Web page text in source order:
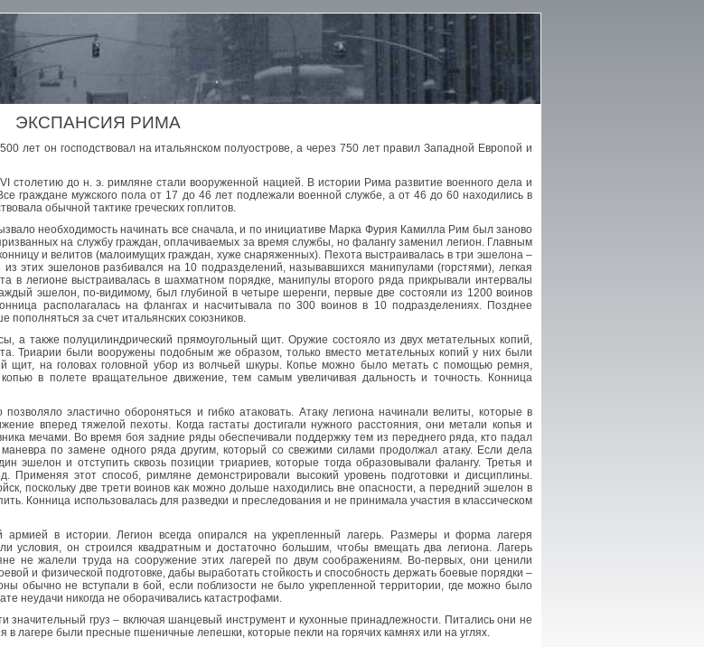
ЭКСПАНСИЯ РИМА
лет он господствовал на итальянском полуострове, а через 750 лет правил Западной Европой и
столетию до н. э. римляне стали вооруженной нацией. В истории Рима развитие военного дела и
граждане мужского пола от 17 до 46 лет подлежали военной службе, а от 46 до 60 находились в
обычной тактике греческих гоплитов.
необходимость начинать все сначала, и по инициативе Марка Фурия Камилла Рим был заново
на службу граждан, оплачиваемых за время службы, но фалангу заменил легион. Главным
и велитов (малоимущих граждан, хуже снаряженных). Пехота выстраивалась в три эшелона –
этих эшелонов разбивался на 10 подразделений, называвшихся манипулами (горстями), легкая
в легионе выстраивалась в шахматном порядке, манипулы второго ряда прикрывали интервалы
эшелон, по-видимому, был глубиной в четыре шеренги, первые две состояли из 1200 воинов
располагалась на флангах и насчитывала по 300 воинов в 10 подразделениях. Позднее
пополняться за счет итальянских союзников.
а также полуцилиндрический прямоугольный щит. Оружие состояло из двух метательных копий,
Триарии были вооружены подобным же образом, только вместо метательных копий у них были
щит, на головах головной убор из волчьей шкуры. Копье можно было метать с помощью ремня,
в полете вращательное движение, тем самым увеличивая дальность и точность. Конница
эластично обороняться и гибко атаковать. Атаку легиона начинали велиты, которые в
вперед тяжелой пехоты. Когда гастаты достигали нужного расстояния, они метали копья и
мечами. Во время боя задние ряды обеспечивали поддержку тем из переднего ряда, кто падал
по замене одного ряда другим, который со свежими силами продолжал атаку. Если дела
эшелон и отступить сквозь позиции триариев, которые тогда образовывали фалангу. Третья и
Применяя этот способ, римляне демонстрировали высокий уровень подготовки и дисциплины.
поскольку две трети воинов как можно дольше находились вне опасности, а передний эшелон в
Конница использовалась для разведки и преследования и не принимала участия в классическом
в истории. Легион всегда опирался на укрепленный лагерь. Размеры и форма лагеря
условия, он строился квадратным и достаточно большим, чтобы вмещать два легиона. Лагерь
не жалели труда на сооружение этих лагерей по двум соображениям. Во-первых, они ценили
и физической подготовке, дабы выработать стойкость и способность держать боевые порядки –
обычно не вступали в бой, если поблизости не было укрепленной территории, где можно было
неудачи никогда не оборачивались катастрофами.
груз – включая шанцевый инструмент и кухонные принадлежности. Питались они не
лагере были пресные пшеничные лепешки, которые пекли на горячих камнях или на углях.